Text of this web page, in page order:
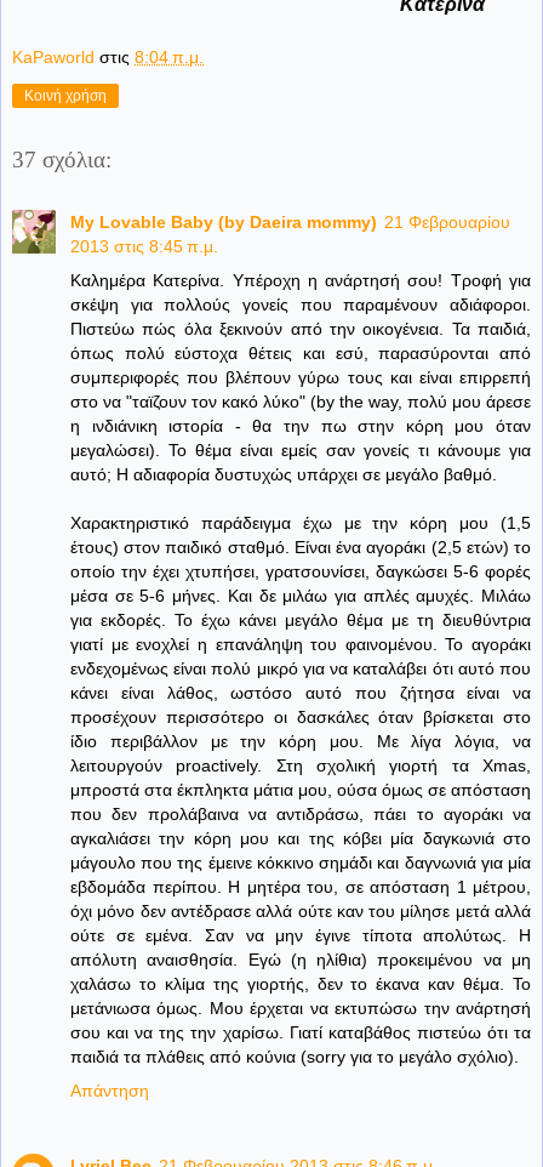
Κατερίνα
KaPaworld στις 8:04 π.μ.
Κοινή χρήση
37 σχόλια:
My Lovable Baby (by Daeira mommy) 21 Φεβρουαρίου
2013 στις 8:45 π.μ.
Καλημέρα Κατερίνα. Υπέροχη η ανάρτησή σου! Τροφή για
σκέψη για πολλούς γονείς που παραμένουν αδιάφοροι.
Πιστεύω πώς όλα ξεκινούν από την οικογένεια. Τα παιδιά,
όπως πολύ εύστοχα θέτεις και εσύ, παρασύρονται από
συμπεριφορές που βλέπουν γύρω τους και είναι επιρρεπή
στο να "ταϊζουν τον κακό λύκο" (by the way, πολύ μου άρεσε
η ινδιάνικη ιστορία - θα την πω στην κόρη μου όταν
μεγαλώσει). Το θέμα είναι εμείς σαν γονείς τι κάνουμε για
αυτό; Η αδιαφορία δυστυχώς υπάρχει σε μεγάλο βαθμό.
Χαρακτηριστικό παράδειγμα έχω με την κόρη μου (1,5
έτους) στον παιδικό σταθμό. Είναι ένα αγοράκι (2,5 ετών) το
οποίο την έχει χτυπήσει, γρατσουνίσει, δαγκώσει 5-6 φορές
μέσα σε 5-6 μήνες. Και δε μιλάω για απλές αμυχές. Μιλάω
για εκδορές. Το έχω κάνει μεγάλο θέμα με τη διευθύντρια
γιατί με ενοχλεί η επανάληψη του φαινομένου. Το αγοράκι
ενδεχομένως είναι πολύ μικρό για να καταλάβει ότι αυτό που
κάνει είναι λάθος, ωστόσο αυτό που ζήτησα είναι να
προσέχουν περισσότερο οι δασκάλες όταν βρίσκεται στο
ίδιο περιβάλλον με την κόρη μου. Με λίγα λόγια, να
λειτουργούν proactively. Στη σχολική γιορτή τα Xmas,
μπροστά στα έκπληκτα μάτια μου, ούσα όμως σε απόσταση
που δεν προλάβαινα να αντιδράσω, πάει το αγοράκι να
αγκαλιάσει την κόρη μου και της κόβει μία δαγκωνιά στο
μάγουλο που της έμεινε κόκκινο σημάδι και δαγνωνιά για μία
εβδομάδα περίπου. Η μητέρα του, σε απόσταση 1 μέτρου,
όχι μόνο δεν αντέδρασε αλλά ούτε καν του μίλησε μετά αλλά
ούτε σε εμένα. Σαν να μην έγινε τίποτα απολύτως. Η
απόλυτη αναισθησία. Εγώ (η ηλίθια) προκειμένου να μη
χαλάσω το κλίμα της γιορτής, δεν το έκανα καν θέμα. Το
μετάνιωσα όμως. Μου έρχεται να εκτυπώσω την ανάρτησή
σου και να της την χαρίσω. Γιατί καταβάθος πιστεύω ότι τα
παιδιά τα πλάθεις από κούνια (sorry για το μεγάλο σχόλιο).
Απάντηση